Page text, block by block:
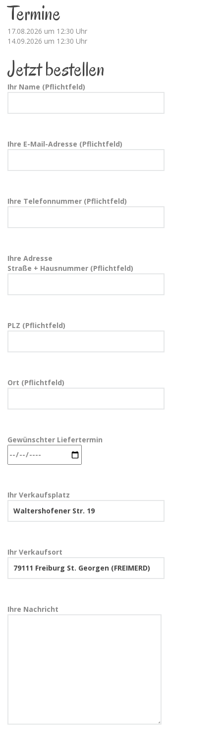
Termine
17.08.2026 um 12:30 Uhr
14.09.2026 um 12:30 Uhr
Jetzt bestellen
Ihr Name (Pflichtfeld)
Ihre E-Mail-Adresse (Pflichtfeld)
Ihre Telefonnummer (Pflichtfeld)
Ihre Adresse
Straße + Hausnummer (Pflichtfeld)
PLZ (Pflichtfeld)
Ort (Pflichtfeld)
Gewünschter Liefertermin
Ihr Verkaufsplatz
Ihr Verkaufsort
Ihre Nachricht